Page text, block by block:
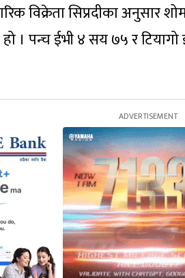
विक्रेता सिप्रदीका अनुसार शोमा
। पन्च ईभी ४ सय ७५ र